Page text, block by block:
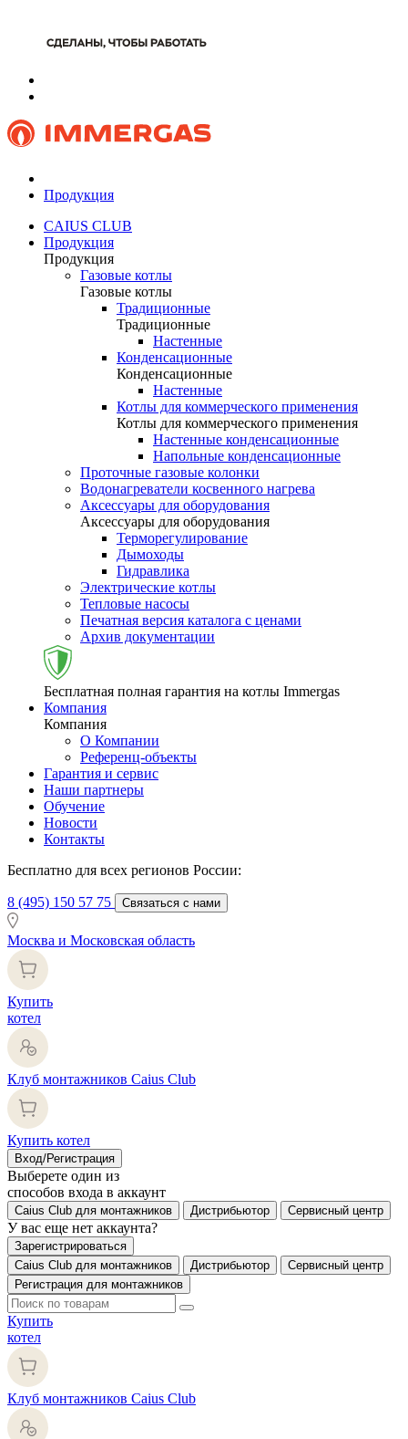
Продукция
CAIUS CLUB
Продукция
Продукция
Газовые котлы
Газовые котлы
Традиционные
Традиционные
Настенные
Конденсационные
Конденсационные
Настенные
Котлы для коммерческого применения
Котлы для коммерческого применения
Настенные конденсационные
Напольные конденсационные
Проточные газовые колонки
Водонагреватели косвенного нагрева
Аксессуары для оборудования
Аксессуары для оборудования
Терморегулирование
Дымоходы
Гидравлика
Электрические котлы
Тепловые насосы
Печатная версия каталога с ценами
Архив документации
Бесплатная полная гарантия на котлы Immergas
Компания
Компания
О Компании
Референц-объекты
Гарантия и сервис
Наши партнеры
Обучение
Новости
Контакты
Бесплатно для всех регионов России:
8 (495) 150 57 75 Связаться с нами
Москва и Московская область
Купить
котел
Клуб монтажников Caius Club
Купить котел
Вход/Регистрация
Выберете один из
способов входа в аккаунт
Caius Club для монтажников Дистрибьютор Сервисный центр
У вас еще нет аккаунта?
Зарегистрироваться
Caius Club для монтажников
Дистрибьютор
Сервисный центр
Регистрация для монтажников
Купить
котел
Клуб монтажников Caius Club